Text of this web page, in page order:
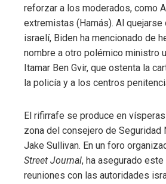
reforzar a los moderados, como
extremistas (Hamás). Al quejarse
israelí, Biden ha mencionado de
nombre a otro polémico ministro
Itamar Ben Gvir, que ostenta la
la policía y a los centros
El rifirrafe se produce en
zona del consejero de Seguridad
Jake Sullivan. En un foro
Street Journal, ha asegurado
reuniones con las autoridades